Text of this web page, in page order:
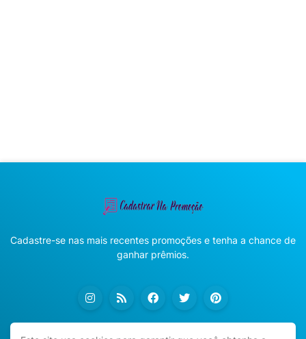
Cadastre-se nas mais recentes promoções e tenha a chance de
ganhar prêmios.